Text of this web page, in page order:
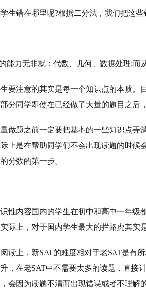
生错在哪里呢?根据二分法，我们把这
能力无非就：代数、几何、数据处理;而
要注意的其实是每一个知识点的本质。
分同学即使在已经做了大量的题目之后
做题之前一定要把基本的一些知识点弄
上是在帮助同学们不会出现读题的时候
分数的第一步。
性内容国内的学生在初中和高中一年级
际上，对于国内学生最大的拦路虎其实
读上，新SAT的难度相对于老SAT是有
，在老SAT中不需要太多的读题，直接
会因为读题不清而出现错误或者不理解